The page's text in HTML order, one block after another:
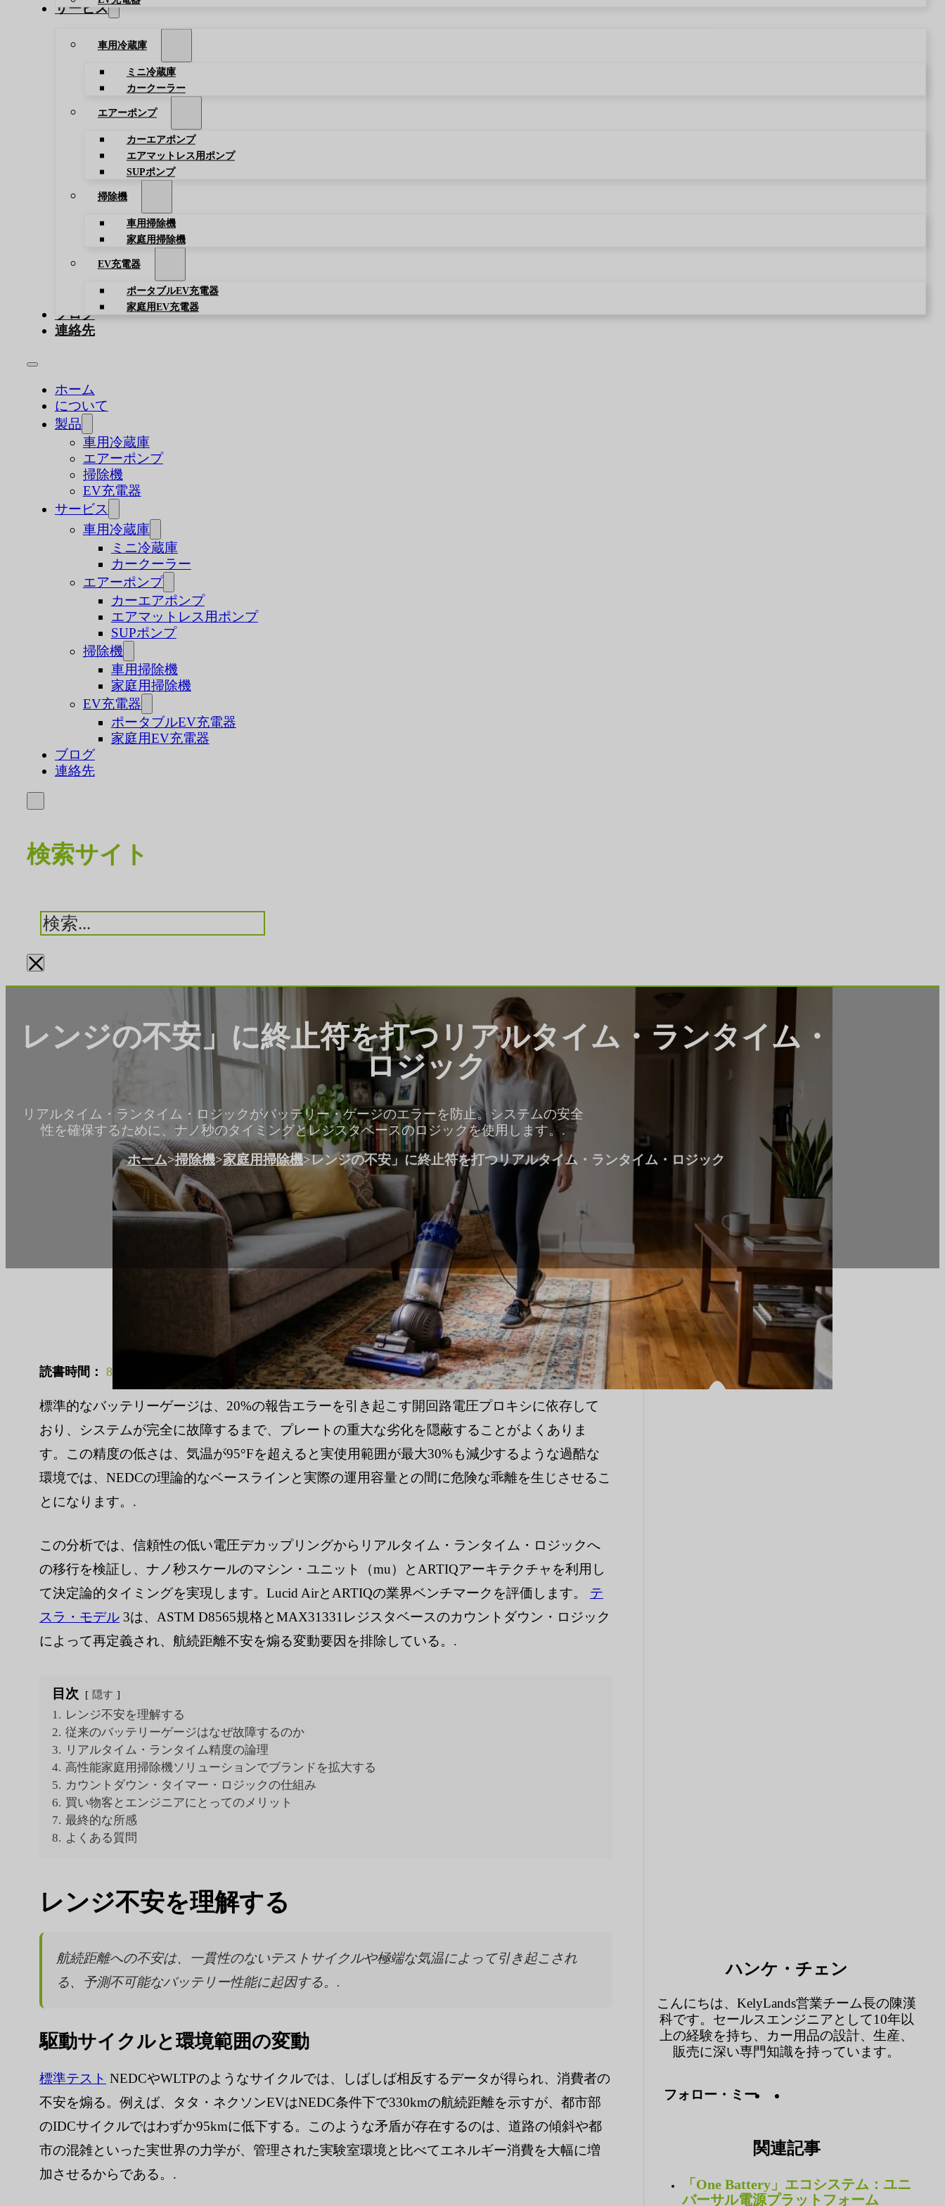
サービス
車用冷蔵庫
ミニ冷蔵庫
カークーラー
エアーポンプ
カーエアポンプ
エアマットレス用ポンプ
SUPポンプ
掃除機
車用掃除機
家庭用掃除機
EV充電器
ポータブルEV充電器
家庭用EV充電器
ブログ
連絡先
ホーム
について
製品
車用冷蔵庫
エアーポンプ
掃除機
EV充電器
サービス
車用冷蔵庫
ミニ冷蔵庫
カークーラー
エアーポンプ
カーエアポンプ
エアマットレス用ポンプ
SUPポンプ
掃除機
車用掃除機
家庭用掃除機
EV充電器
ポータブルEV充電器
家庭用EV充電器
ブログ
連絡先
検索サイト
検
索
×
レンジの不安」に終止符を打つリアルタイム・ランタイム・
ロジック
リアルタイム・ランタイム・ロジックがバッテリー・ゲージのエラーを防止。システムの安全
性を確保するために、ナノ秒のタイミングとレジスタベースのロジックを使用します。.
ホーム>掃除機>家庭用掃除機>レンジの不安」に終止符を打つリアルタイム・ランタイム・ロジック
読書時間： 8分
標準的なバッテリーゲージは、20%の報告エラーを引き起こす開回路電圧プロキシに依存して
おり、システムが完全に故障するまで、プレートの重大な劣化を隠蔽することがよくありま
す。この精度の低さは、気温が95°Fを超えると実使用範囲が最大30%も減少するような過酷な
環境では、NEDCの理論的なベースラインと実際の運用容量との間に危険な乖離を生じさせるこ
とになります。.
この分析では、信頼性の低い電圧デカップリングからリアルタイム・ランタイム・ロジックへ
の移行を検証し、ナノ秒スケールのマシン・ユニット（mu）とARTIQアーキテクチャを利用し
て決定論的タイミングを実現します。Lucid AirとARTIQの業界ベンチマークを評価します。 テ
スラ・モデル3は、ASTM D8565規格とMAX31331レジスタベースのカウントダウン・ロジック
によって再定義され、航続距離不安を煽る変動要因を排除している。.
目次 隠す
1. レンジ不安を理解する
2. 従来のバッテリーゲージはなぜ故障するのか
3. リアルタイム・ランタイム精度の論理
4. 高性能家庭用掃除機ソリューションでブランドを拡大する
5. カウントダウン・タイマー・ロジックの仕組み
6. 買い物客とエンジニアにとってのメリット
7. 最終的な所感
8. よくある質問
レンジ不安を理解する
航続距離への不安は、一貫性のないテストサイクルや極端な気温によって引き起こされ
る、予測不可能なバッテリー性能に起因する。.
駆動サイクルと環境範囲の変動
標準テスト NEDCやWLTPのようなサイクルでは、しばしば相反するデータが得られ、消費者の
不安を煽る。例えば、タタ・ネクソンEVはNEDC条件下で330kmの航続距離を示すが、都市部
のIDCサイクルではわずか95kmに低下する。このような矛盾が存在するのは、道路の傾斜や都
市の混雑といった実世界の力学が、管理された実験室環境と比べてエネルギー消費を大幅に増
加させるからである。.
ハンケ・チェン
こんにちは、KelyLands営業チーム長の陳漢
科です。セールスエンジニアとして10年以
上の経験を持ち、カー用品の設計、生産、
販売に深い専門知識を持っています。
フォロー・ミー
関連記事
「One Battery」エコシステム：ユニ
バーサル電源プラットフォーム